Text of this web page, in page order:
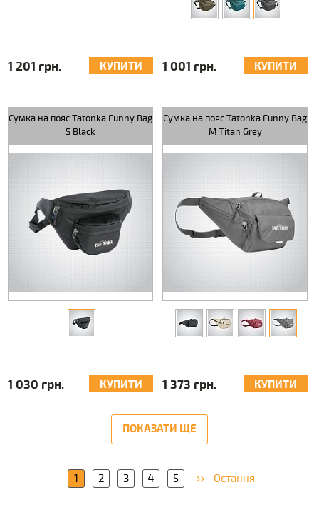
1 201 грн. КУПИТИ 1 001 грн. КУПИТИ
Сумка на пояс Tatonka Funny Bag
S Black
1 030 грн. КУПИТИ
Сумка на пояс Tatonka Funny Bag
M Titan Grey
1 373 грн. КУПИТИ
ПОКАЗАТИ ЩЕ
1 2 3 4 5 Остання